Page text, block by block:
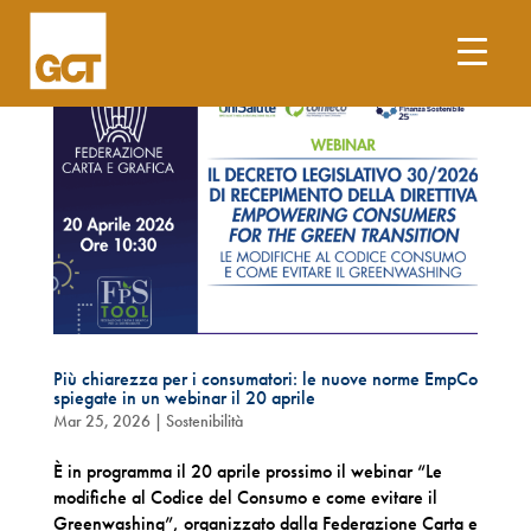
Più chiarezza per i consumatori: le nuove norme EmpCo
spiegate in un webinar il 20 aprile
Mar 25, 2026| Sostenibilità
È in programma il 20 aprile prossimo il webinar “Le
modifiche al Codice del Consumo e come evitare il
Greenwashing”, organizzato dalla Federazione Carta e